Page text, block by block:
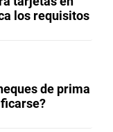
los requisitos
de prima